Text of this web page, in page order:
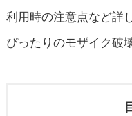
利用時の注意点など詳
ぴったりのモザイク破